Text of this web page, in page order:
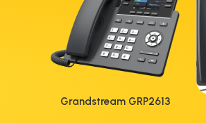
Grandstream GRP2613